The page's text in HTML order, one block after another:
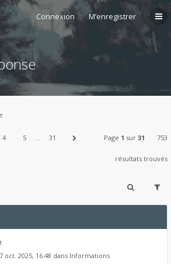
Connexion M’enregistrer
4 5 … 31 Page 1 sur 31 753
résultats trouvés
oct. 2025, 16:48 dans Informations